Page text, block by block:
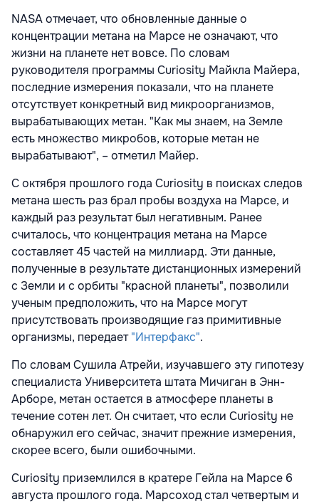
NASA отмечает, что обновленные данные о
концентрации метана на Марсе не означают, что
жизни на планете нет вовсе. По словам
руководителя программы Curiosity Майкла Майера,
последние измерения показали, что на планете
отсутствует конкретный вид микроорганизмов,
вырабатывающих метан. "Как мы знаем, на Земле
есть множество микробов, которые метан не
вырабатывают", – отметил Майер.
С октября прошлого года Curiosity в поисках следов
метана шесть раз брал пробы воздуха на Марсе, и
каждый раз результат был негативным. Ранее
считалось, что концентрация метана на Марсе
составляет 45 частей на миллиард. Эти данные,
полученные в результате дистанционных измерений
с Земли и с орбиты "красной планеты", позволили
ученым предположить, что на Марсе могут
присутствовать производящие газ примитивные
организмы, передает"Интерфакс".
По словам Сушила Атрейи, изучавшего эту гипотезу
специалиста Университета штата Мичиган в Энн-
Арборе, метан остается в атмосфере планеты в
течение сотен лет. Он считает, что если Curiosity не
обнаружил его сейчас, значит прежние измерения,
скорее всего, были ошибочными.
Curiosity приземлился в кратере Гейла на Марсе 6
августа прошлого года. Марсоход стал четвертым и